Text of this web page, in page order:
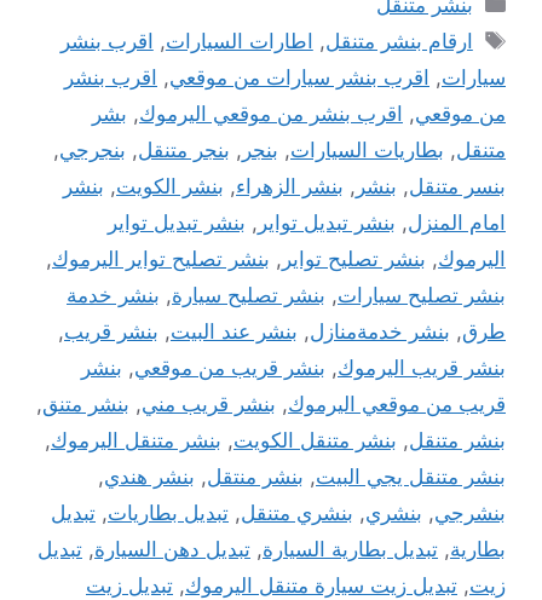
الوسوم
ارقام بنشر متنقل, اطارات السيارات, اقرب بنشر
سيارات, اقرب بنشر سيارات من موقعي, اقرب بنشر
من موقعي, اقرب بنشر من موقعي اليرموك, بشر
متنقل, بطاريات السيارات, بنجر , بنجر متنقل, بنجرجي,
بنسر متنقل, بنشر , بنشر الزهراء, بنشر الكويت, بنشر
امام المنزل, بنشر تبديل تواير , بنشر تبديل تواير
اليرموك, بنشر تصليح تواير , بنشر تصليح تواير اليرموك,
بنشر تصليح سيارات, بنشر تصليح سيارة, بنشر خدمة
طرق, بنشر خدمةمنازل, بنشر عند البيت, بنشر قريب,
بنشر قريب اليرموك, بنشر قريب من موقعي, بنشر
قريب من موقعي اليرموك, بنشر قريب مني, بنشر متنق,
بنشر متنقل, بنشر متنقل الكويت, بنشر متنقل اليرموك,
بنشر متنقل يجي البيت, بنشر منتقل, بنشر هندي,
بنشرجي, بنشري, بنشري متنقل, تبديل بطاريات, تبديل
بطارية, تبديل بطارية السيارة, تبديل دهن السيارة, تبديل
زيت, تبديل زيت سيارة متنقل اليرموك, تبديل زيت